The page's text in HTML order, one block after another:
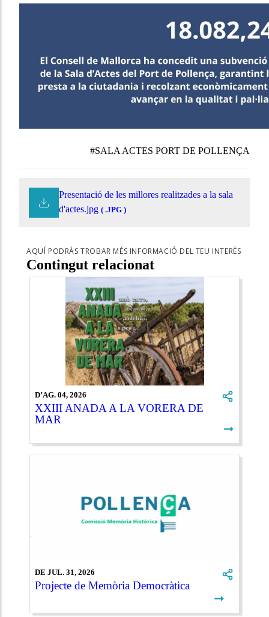
#SALA ACTES PORT DE POLLENÇA
Presentació de les millores realitzades a la sala
d'actes.jpg ( .JPG )
AQUÍ PODRÀS TROBAR MÉS INFORMACIÓ DEL TEU INTERÈS
Contingut relacionat
D’AG. 04, 2026
XXIII ANADA A LA VORERA DE
MAR
➞
DE JUL. 31, 2026
Projecte de Memòria Democràtica
➞